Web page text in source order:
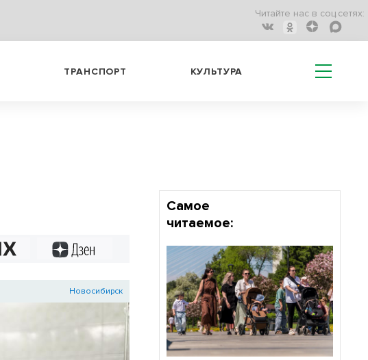
Читайте нас в соц.сетях:
ТРАНСПОРТ КУЛЬТУРА
Новосибирск
Самое
читаемое: